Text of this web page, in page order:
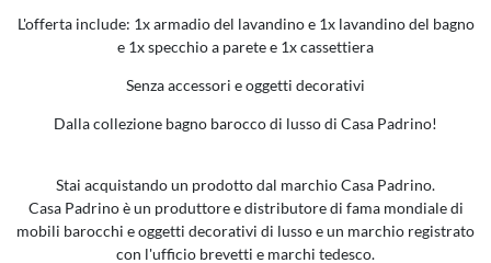
L'offerta include: 1x armadio del lavandino e 1x lavandino del bagno
e 1x specchio a parete e 1x cassettiera
Senza accessori e oggetti decorativi
Dalla collezione bagno barocco di lusso di Casa Padrino!
Stai acquistando un prodotto dal marchio Casa Padrino.
Casa Padrino è un produttore e distributore di fama mondiale di
mobili barocchi e oggetti decorativi di lusso e un marchio registrato
con l'ufficio brevetti e marchi tedesco.